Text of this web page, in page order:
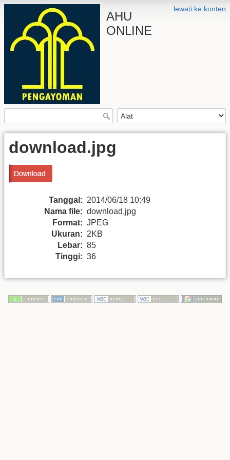
lewati ke konten
AHU
ONLINE
download.jpg
Tanggal: 2014/06/18 10:49
Nama file: download.jpg
Format: JPEG
Ukuran: 2KB
Lebar: 85
Tinggi: 36